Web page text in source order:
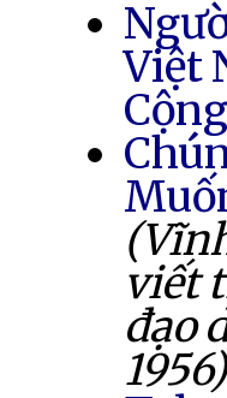
Việt
viết
đạo
1956)